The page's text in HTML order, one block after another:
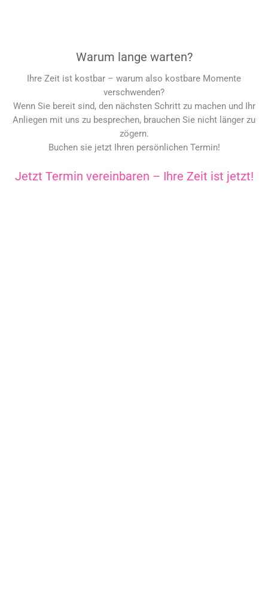
Warum lange warten?
Ihre Zeit ist kostbar – warum also kostbare Momente
verschwenden?
Wenn Sie bereit sind, den nächsten Schritt zu machen und Ihr
Anliegen mit uns zu besprechen, brauchen Sie nicht länger zu
zögern.
Buchen sie jetzt Ihren persönlichen Termin!
Jetzt Termin vereinbaren – Ihre Zeit ist jetzt!